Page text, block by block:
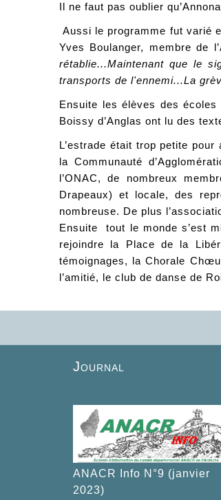
Il ne faut pas oublier
Aussi le programme fut varié
Yves Boulanger, membre de
rétablie...Maintenant que le
transports de l'ennemi...La
Ensuite les élèves des
Boissy d’Anglas ont lu des
L’estrade était trop petite
la Communauté
l’ONAC, de nombreux
Drapeaux) et locale, des
nombreuse. De plus
Ensuite tout le monde s’est
rejoindre la Place de la
témoignages, la Chorale
l’amitié, le club de danse de
Journal
ANACR Info N°9 (janvier
2023)